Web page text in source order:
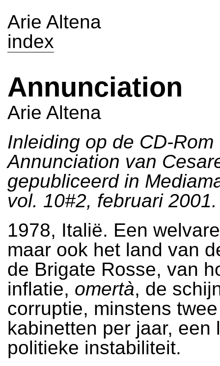
Arie Altena
index
Annunciation
Arie Altena
Inleiding op de CD-Rom
Annunciation van
gepubliceerd in
vol. 10#2, februari 2001.
1978, Italië. Een
maar ook het land van
de Brigate Rosse, van
inflatie, omertà, de
corruptie, minstens twee
kabinetten per jaar, een
politieke instabiliteit.